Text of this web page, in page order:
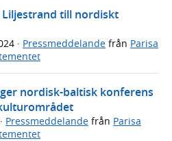
till nordiskt
· Pressmeddelande från Parisa
nordisk-baltisk konferens
· Pressmeddelande från Parisa